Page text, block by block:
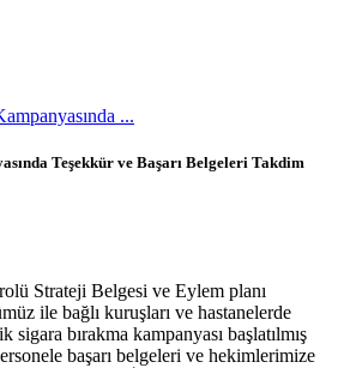
...
Teşekkür ve Başarı Belgeleri Takdim
Strateji Belgesi ve Eylem planı
ile bağlı kuruşları ve hastanelerde
bırakma kampanyası başlatılmış
başarı belgeleri ve hekimlerimize